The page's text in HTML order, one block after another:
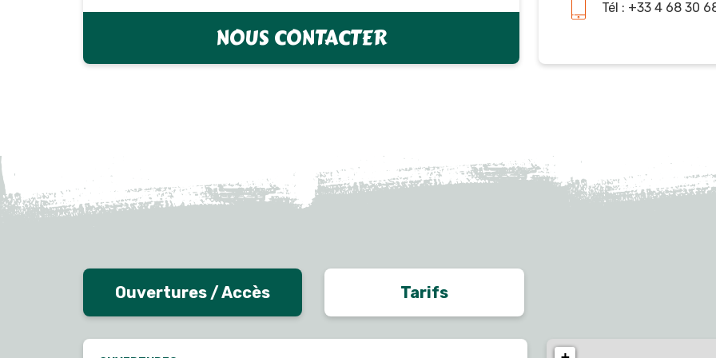
NOUS CONTACTER
Tél : +33 4 68 30
Ouvertures / Accès Tarifs